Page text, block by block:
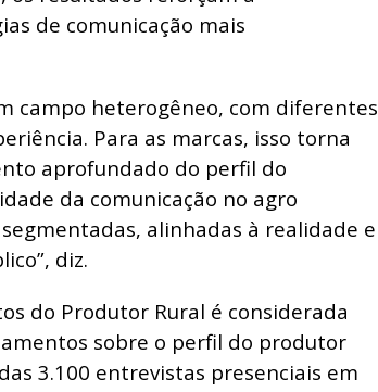
de comunicação mais
campo heterogêneo, com diferentes
Para as marcas, isso torna
aprofundado do perfil do
da comunicação no agro
alinhadas à realidade e
diz.
do Produtor Rural é considerada
sobre o perfil do produtor
3.100 entrevistas presenciais em